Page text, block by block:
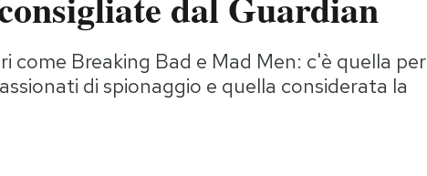
come Breaking Bad e Mad Men: c'è quella per
di spionaggio e quella considerata la